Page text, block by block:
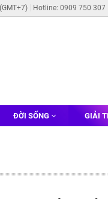
Hotline: 0909 750 307
ĐỜI SỐNG GIẢI